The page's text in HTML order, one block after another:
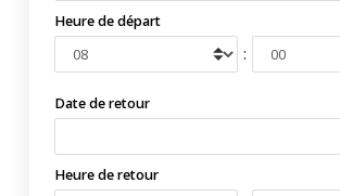
Heure de départ
:
Date de retour
Heure de retour